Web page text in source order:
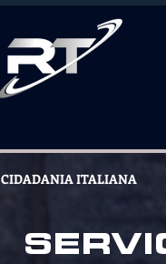
CIDADANIA ITALIANA